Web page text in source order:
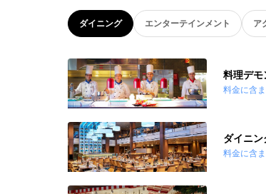
ダイニング エンターテインメント ア
料理デモ
料金に含
ダイニン
料金に含